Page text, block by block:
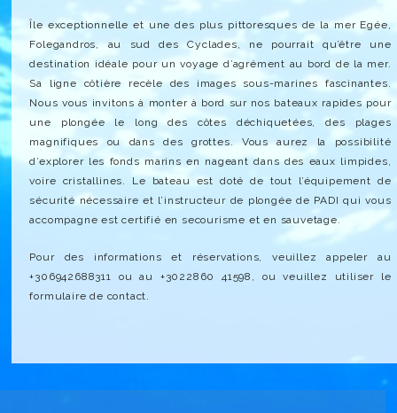
Île exceptionnelle et une des plus pittoresques de la mer Egée,
Folegandros, au sud des Cyclades, ne pourrait qu’être une
destination idéale pour un voyage d’agrément au bord de la mer.
Sa ligne côtière recèle des images sous-marines fascinantes.
Nous vous invitons à monter à bord sur nos bateaux rapides pour
une plongée le long des côtes déchiquetées, des plages
magnifiques ou dans des grottes. Vous aurez la possibilité
d’explorer les fonds marins en nageant dans des eaux limpides,
voire cristallines. Le bateau est doté de tout l’équipement de
sécurité nécessaire et l’instructeur de plongée de PADI qui vous
accompagne est certifié en secourisme et en sauvetage.
Pour des informations et réservations, veuillez appeler au
+306942688311 ou au +3022860 41598, ou veuillez utiliser le
formulaire de contact.